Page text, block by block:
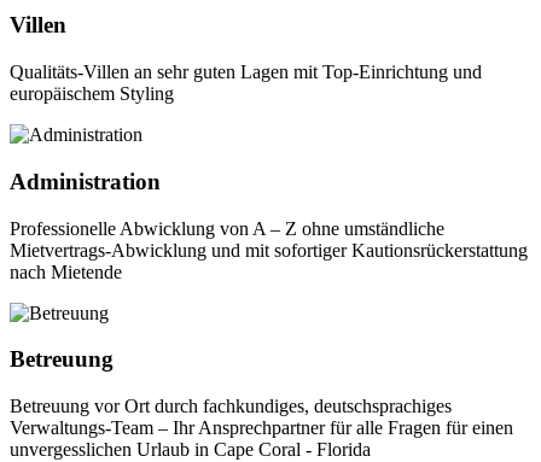
Villen
Qualitäts-Villen an sehr guten Lagen mit Top-Einrichtung und
europäischem Styling
Administration
Professionelle Abwicklung von A – Z ohne umständliche
Mietvertrags-Abwicklung und mit sofortiger Kautionsrückerstattung
nach Mietende
Betreuung
Betreuung vor Ort durch fachkundiges, deutschsprachiges
Verwaltungs-Team – Ihr Ansprechpartner für alle Fragen für einen
unvergesslichen Urlaub in Cape Coral - Florida